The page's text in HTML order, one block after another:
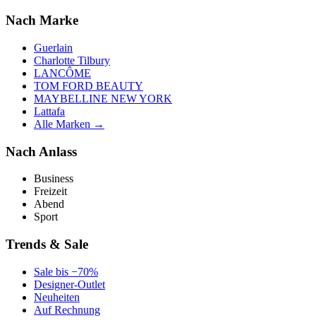
Nach Marke
Guerlain
Charlotte Tilbury
LANCÔME
TOM FORD BEAUTY
MAYBELLINE NEW YORK
Lattafa
Alle Marken →
Nach Anlass
Business
Freizeit
Abend
Sport
Trends & Sale
Sale bis −70%
Designer-Outlet
Neuheiten
Auf Rechnung